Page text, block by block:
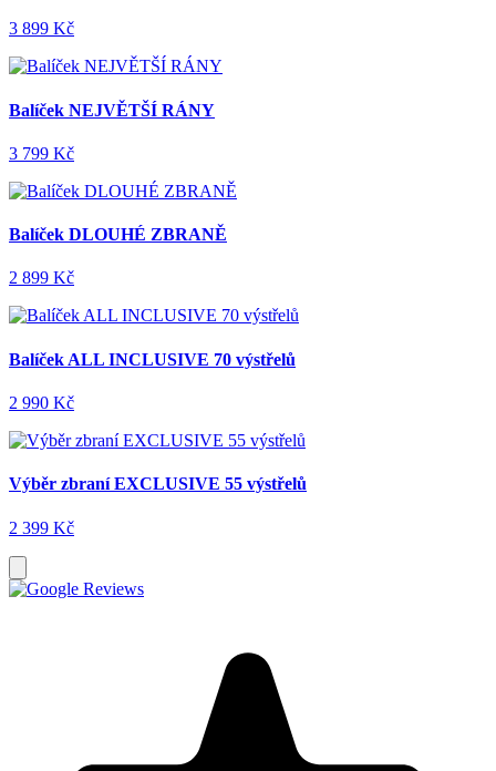
3 899 Kč
Balíček NEJVĚTŠÍ RÁNY
3 799 Kč
Balíček DLOUHÉ ZBRANĚ
2 899 Kč
Balíček ALL INCLUSIVE 70 výstřelů
2 990 Kč
Výběr zbraní EXCLUSIVE 55 výstřelů
2 399 Kč